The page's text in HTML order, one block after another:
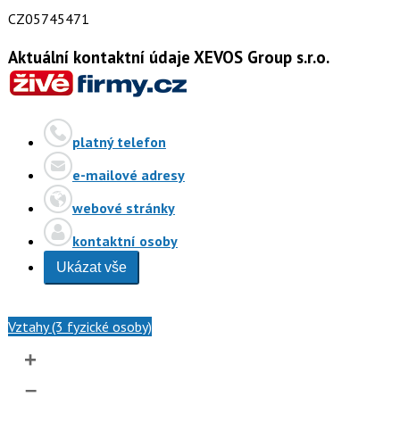
CZ05745471
Aktuální kontaktní údaje XEVOS Group s.r.o.
platný telefon
e-mailové adresy
webové stránky
kontaktní osoby
Ukázat vše
Vztahy (3 fyzické osoby)
+
–